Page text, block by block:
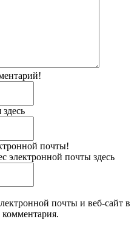
почты!
электронной почты здесь
почты и веб-сайт в
комментария.